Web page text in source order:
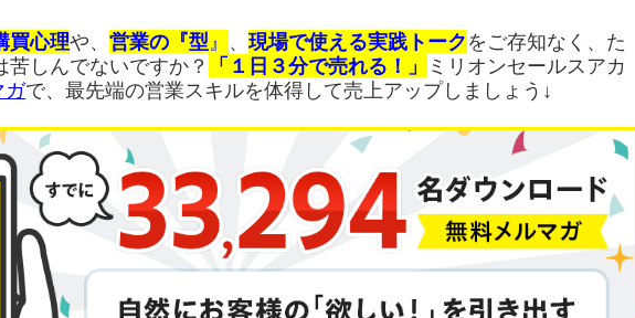
買心理や、 営業の『型』 、 現場で使える実践トークをご存知なく、た
苦しんでないですか？
「１日３分で売れる！」
ミリオンセールスアカ
ガで、最先端の営業スキルを体得して売上アップしましょう↓